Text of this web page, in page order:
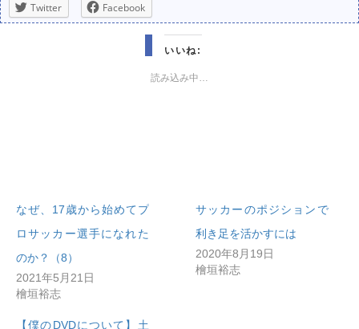
Twitter Facebook
いいね:
読み込み中…
なぜ、17歳から始めてプ
ロサッカー選手になれた
のか？（8）
2021年5月21日
檜垣裕志
サッカーのポジションで
利き足を活かすには
2020年8月19日
檜垣裕志
【僕のDVDについて】土